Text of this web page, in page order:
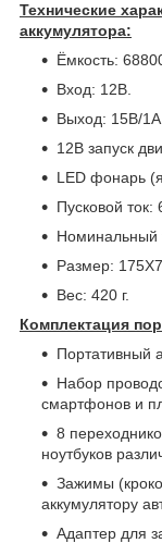
Технические
аккумулятора:
Ёмкость:
Вход: 12В.
Выход: 15В/1A.
12В запуск
LED фонарь
Пусковой ток:
Номинальный
Размер:
Вес: 420 г.
Комплектация
Портативный
Набор
смартфонов и
8
ноутбуков
Зажимы
аккумулятору
Адаптер для